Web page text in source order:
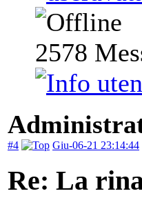
2578
#4 Giu-06-21 23:14:44
Re: La